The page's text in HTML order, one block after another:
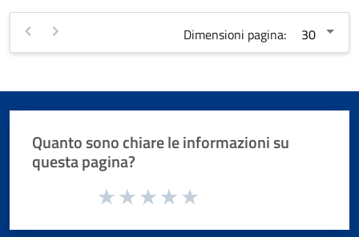
Dimensioni pagina:
Quanto sono chiare le informazioni su
questa pagina?
Valuta da 1 a 5 stelle la pagina